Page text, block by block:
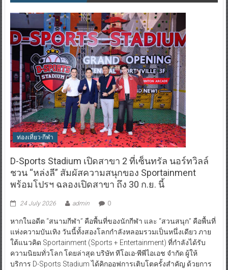
ท่องเที่ยว-กีฬา
D-Sports Stadium เปิดสาขา 2 ที่เซ็นทรัล นอร์ทวิลล์
ชวน “หล่งลี” สัมผัสความสนุกของ Sportainment
พร้อมโปรฯ ฉลองเปิดสาขา ถึง 30 ก.ย. นี้
24 July 2026 admin 0
หากในอดีต “สนามกีฬา” คือพื้นที่ของนักกีฬา และ “สวนสนุก” คือพื้นที่
แห่งความบันเทิง วันนี้ทั้งสองโลกกำลังหลอมรวมเป็นหนึ่งเดียว ภาย
ใต้แนวคิด Sportainment (Sports + Entertainment) ที่กำลังได้รับ
ความนิยมทั่วโลก โดยล่าสุด บริษัท ทีโอเอ-พีพีไอเอช จำกัด ผู้ให้
บริการ D-Sports Stadium ได้คิกออฟการเติบโตครั้งสำคัญ ด้วยการ